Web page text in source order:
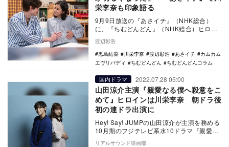
栄李奈も印象語る
9月9日放送の『あさイチ』（NHK総合）
に、『ちむどんどん』（NHK総合）ヒロイ
ンの黒島結菜が登場。Twitterには「黒島結
菜…
渡辺彰浩
黒島結菜
川栄李奈 渡辺彰浩 あさイチ
カムカム
エヴリバディ
ちむどんどん ちむどんどんコラム
国内ドラマ 2022.07.28 05:00
山田涼介主演『親愛なる僕へ殺意をこ
めて』ヒロインは川栄李奈 朝ドラ後
初の連ドラ出演に
Hey! Say! JUMPの山田涼介が主演を務める
10月期のフジテレビ系水10ドラマ『親愛な
る僕へ殺意をこめて』のヒロインを川…
リアルサウンド映画部